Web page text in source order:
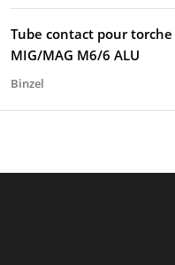
Tube contact pour torche
MIG/MAG M6/6 ALU
Binzel